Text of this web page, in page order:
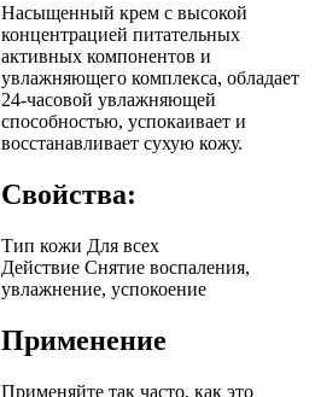
Насыщенный крем с высокой
концентрацией питательных
активных компонентов и
увлажняющего комплекса, обладает
24-часовой увлажняющей
способностью, успокаивает и
восстанавливает сухую кожу.
Свойства:
Тип кожи Для всех
Действие Снятие воспаления,
увлажнение, успокоение
Применение
Применяйте так часто, как это